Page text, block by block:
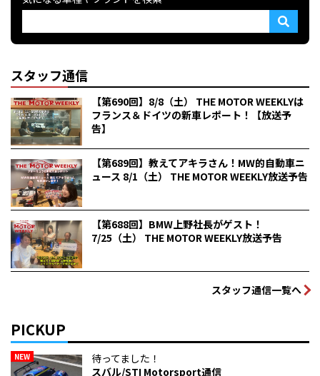
スタッフ通信
【第690回】8/8（土） THE MOTOR WEEKLYは
フランス＆ドイツの新車レポート！【放送予
告】
【第689回】教えてアキラさん！MW的自動車ニ
ュース 8/1（土） THE MOTOR WEEKLY放送予告
【第688回】BMW上野社長がゲスト！
7/25（土） THE MOTOR WEEKLY放送予告
スタッフ通信一覧へ
PICKUP
NEW
待ってました！
スバル/STI Motorsport通信